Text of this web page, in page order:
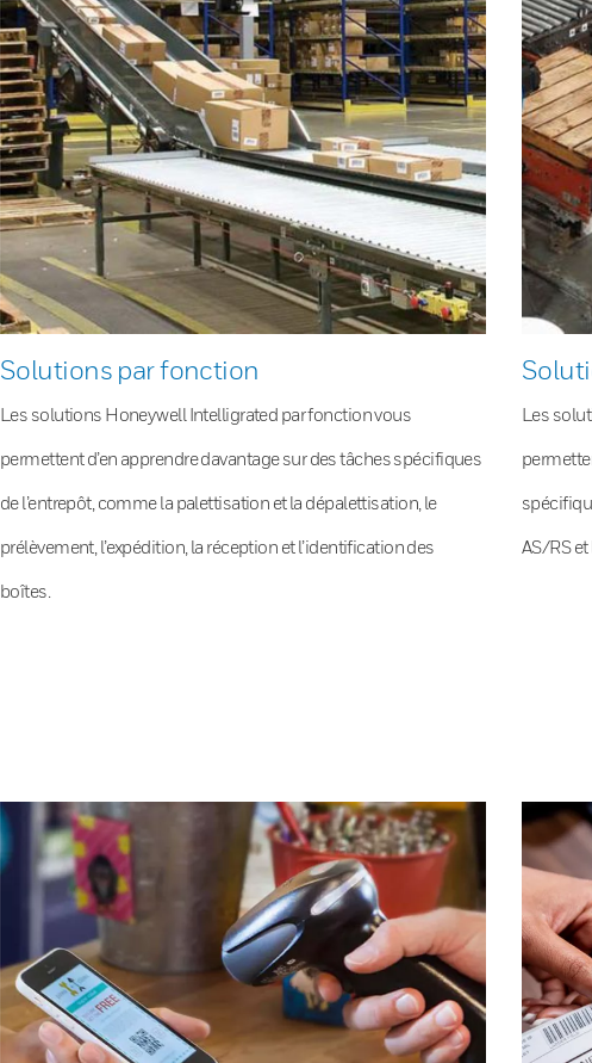
Solutions par fonction
Les solutions Honeywell Intelligrated par fonction vous
permettent d’en apprendre davantage sur des tâches spécifiques
de l’entrepôt, comme la palettisation et la dépalettisation, le
prélèvement, l’expédition, la réception et l’identification des
boîtes.
Les
AS/RS